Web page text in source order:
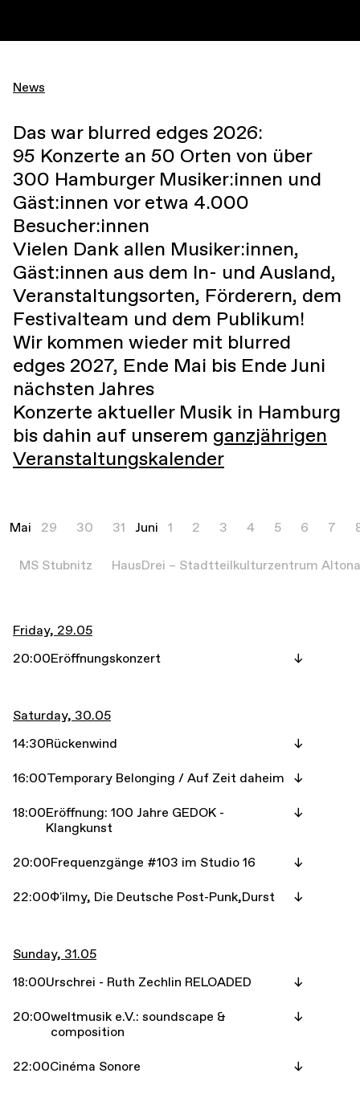
News
Das war blurred edges 2026:
95 Konzerte an 50 Orten von über
300 Hamburger Musiker:innen und
Gäst:innen vor etwa 4.000
Besucher:innen
Vielen Dank allen Musiker:innen,
Gäst:innen aus dem In- und Ausland,
Veranstaltungsorten, Förderern, dem
Festivalteam und dem Publikum!
Wir kommen wieder mit blurred
edges 2027, Ende Mai bis Ende Juni
nächsten Jahres
Konzerte aktueller Musik in Hamburg
bis dahin auf unserem ganzjährigen
Veranstaltungskalender
Mai 29 30 31 Juni 1 2 3 4 5 6 7
MS Stubnitz HausDrei – Stadtteilkulturzentrum
Friday, 29.05
20:00Eröffnungskonzert
Saturday, 30.05
14:30Rückenwind
16:00Temporary Belonging / Auf Zeit daheim
18:00Eröffnung: 100 Jahre GEDOK -
Klangkunst
20:00Frequenzgänge #103 im Studio 16
22:00Ф'ilmy, Die Deutsche Post-Punk,Durst
Sunday, 31.05
18:00Urschrei - Ruth Zechlin RELOADED
20:00weltmusik e.V.: soundscape &
composition
22:00Cinéma Sonore